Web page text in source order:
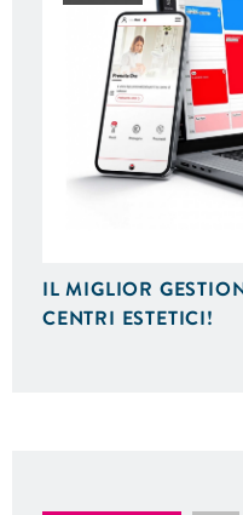
IL MIGLIOR
CENTRI ESTETICI!